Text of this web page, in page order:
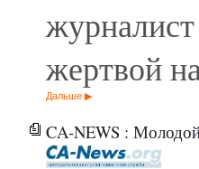
жертвой
Дальше
CA-NEWS : Молодой